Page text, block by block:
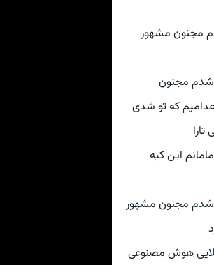
مجنون مشهور
شدم مجنون
که تو شدی
این کیه
شدم مجنون مشهور
هوش مصنوعی